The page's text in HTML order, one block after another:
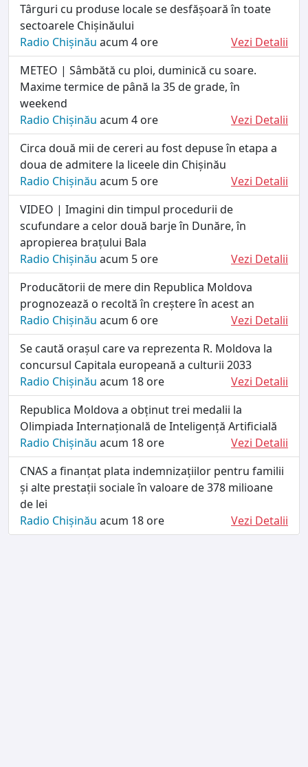
Târguri cu produse locale se desfășoară în toate
sectoarele Chișinăului
Radio Chișinău acum 4 ore
Vezi Detalii
METEO | Sâmbătă cu ploi, duminică cu soare.
Maxime termice de până la 35 de grade, în
weekend
Radio Chișinău acum 4 ore
Vezi Detalii
Circa două mii de cereri au fost depuse în etapa a
doua de admitere la liceele din Chișinău
Radio Chișinău acum 5 ore
Vezi Detalii
VIDEO | Imagini din timpul procedurii de
scufundare a celor două barje în Dunăre, în
apropierea brațului Bala
Radio Chișinău acum 5 ore
Vezi Detalii
Producătorii de mere din Republica Moldova
prognozează o recoltă în creștere în acest an
Radio Chișinău acum 6 ore
Vezi Detalii
Se caută orașul care va reprezenta R. Moldova la
concursul Capitala europeană a culturii 2033
Radio Chișinău acum 18 ore
Vezi Detalii
Republica Moldova a obținut trei medalii la
Olimpiada Internațională de Inteligență Artificială
Radio Chișinău acum 18 ore
Vezi Detalii
CNAS a finanțat plata indemnizațiilor pentru familii
și alte prestații sociale în valoare de 378 milioane
de lei
Radio Chișinău acum 18 ore Vezi Detalii